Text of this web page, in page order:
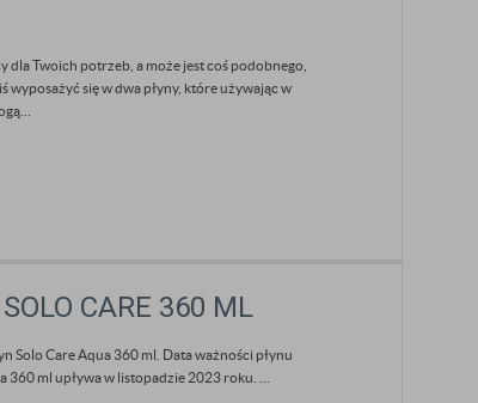
Twoich potrzeb, a może jest coś podobnego,
wyposażyć się w dwa płyny, które używając w
CARE 360 ML
Solo Care Aqua 360 ml. Data ważności płynu
ml upływa w listopadzie 2023 roku. ...